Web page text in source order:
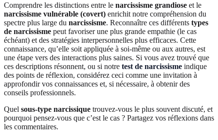
Comprendre les distinctions entre le narcissisme grandiose et le
narcissisme vulnérable (covert) enrichit notre compréhension du
spectre plus large du narcissisme. Reconnaître ces différents types
de narcissisme peut favoriser une plus grande empathie (le cas
échéant) et des stratégies interpersonnelles plus efficaces. Cette
connaissance, qu’elle soit appliquée à soi-même ou aux autres, est
une étape vers des interactions plus saines. Si vous avez trouvé que
ces descriptions résonnent, ou si notre test de narcissisme indique
des points de réflexion, considérez ceci comme une invitation à
approfondir vos connaissances et, si nécessaire, à obtenir des
conseils professionnels.
Quel sous-type narcissique trouvez-vous le plus souvent discuté, et
pourquoi pensez-vous que c’est le cas ? Partagez vos réflexions dans
les commentaires.